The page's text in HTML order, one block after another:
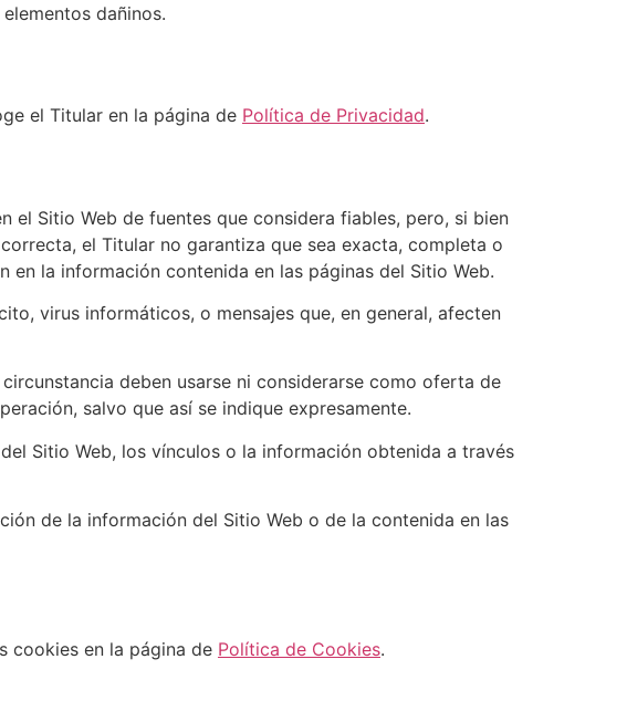
dañinos.
el Titular en la página de Política de Privacidad.
Sitio Web de fuentes que considera fiables, pero, si bien
el Titular no garantiza que sea exacta, completa o
la información contenida en las páginas del Sitio Web.
virus informáticos, o mensajes que, en general, afecten
deben usarse ni considerarse como oferta de
salvo que así se indique expresamente.
Sitio Web, los vínculos o la información obtenida a través
de la información del Sitio Web o de la contenida en las
cookies en la página de Política de Cookies.